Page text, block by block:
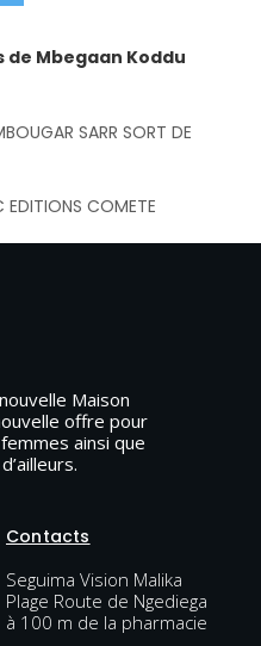
de Mbegaan Koddu
SARR SORT DE
EDITIONS COMETE
Maison
offre pour
ainsi que
Contacts
Seguima Vision Malika
Plage Route de Ngediega
à 100 m de la pharmacie